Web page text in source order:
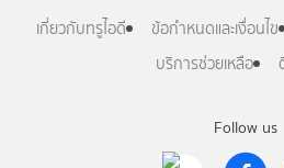
Follow us
เกี่ยวกับทรูไอดี ข้อกำหนดและเงื่อนไข
บริการช่วยเหลือ